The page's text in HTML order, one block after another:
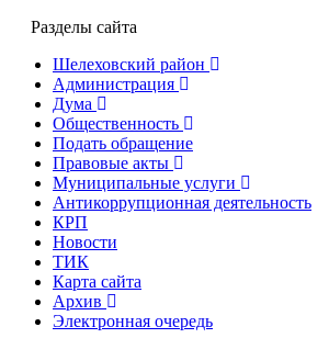
Разделы сайта
Шелеховский район
Администрация
Дума
Общественность
Подать обращение
Правовые акты
Муниципальные услуги
Антикоррупционная деятельность
КРП
Новости
ТИК
Карта сайта
Архив
Электронная очередь